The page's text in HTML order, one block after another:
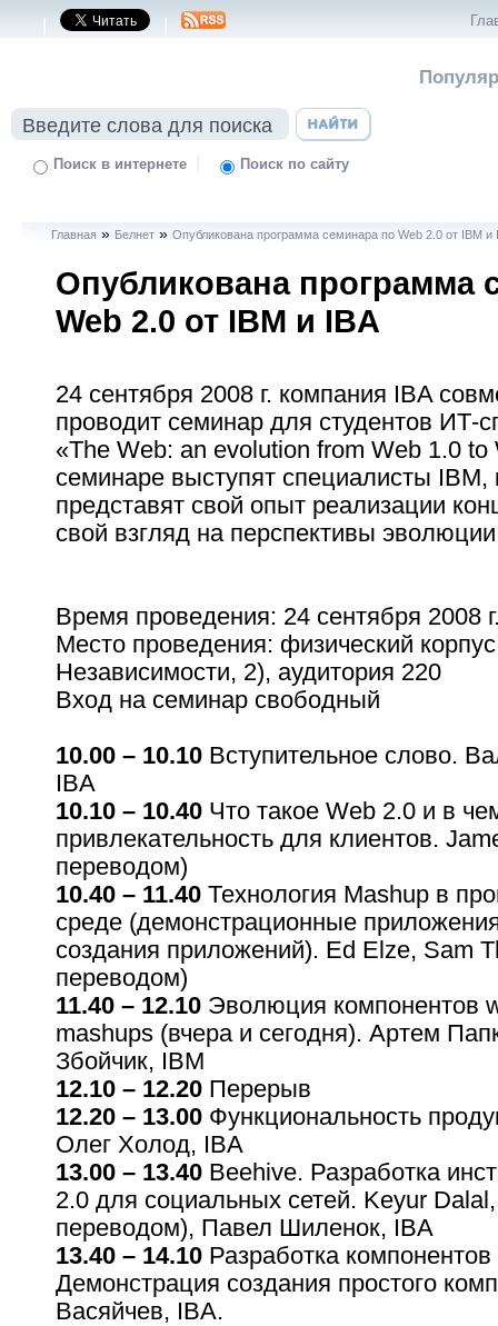
| |
Поиск в интернете | Поиск по сайту
Главная » Белнет »Опубликована программа семинара по Web 2.0 от IBM и
Опубликована программа
Web 2.0 от IBM и IBA
24 сентября 2008 г. компания IBA
проводит семинар для студентов ИТ-
«The Web: an evolution from Web 1.0
семинаре выступят специалисты IBM,
представят свой опыт реализации
свой взгляд на перспективы
Время проведения: 24 сентября 2008
Место проведения: физический
Независимости, 2), аудитория 220
Вход на семинар свободный
10.00 – 10.10 Вступительное слово.
IBA
10.10 – 10.40 Что такое Web 2.0 и в
привлекательность для клиентов.
переводом)
10.40 – 11.40 Технология Mashup в
среде (демонстрационные
создания приложений). Ed Elze, Sam
переводом)
11.40 – 12.10 Эволюция компонентов
mashups (вчера и сегодня). Артем
Збойчик, IBM
12.10 – 12.20 Перерыв
12.20 – 13.00 Функциональность
Олег Холод, IBA
13.00 – 13.40 Beehive. Разработка
2.0 для социальных сетей. Keyur
переводом), Павел Шиленок, IBA
13.40 – 14.10 Разработка
Демонстрация создания простого
Васяйчев, IBA.